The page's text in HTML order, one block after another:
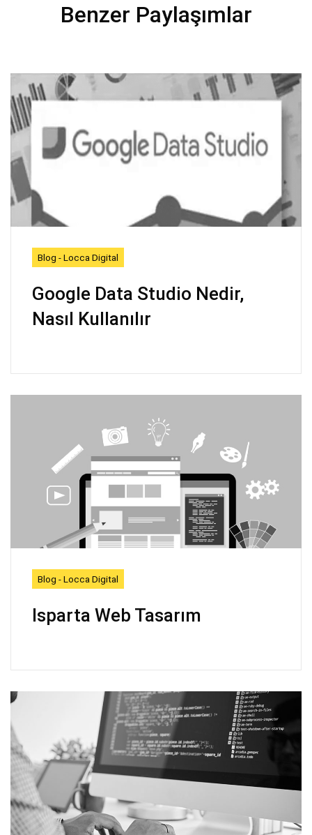
Benzer Paylaşımlar
Blog - Locca Digital
Google Data Studio Nedir,
Nasıl Kullanılır
Blog - Locca Digital
Isparta Web Tasarım